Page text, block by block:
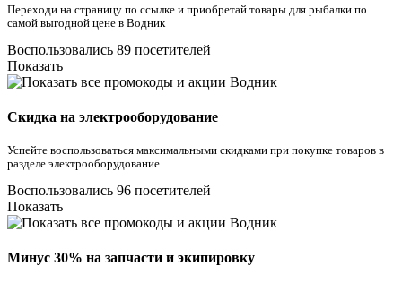
Переходи на страницу по ссылке и приобретай товары для рыбалки по
самой выгодной цене в Водник
Воспользовались 89 посетителей
Показать
Скидка на электрооборудование
Успейте воспользоваться максимальными скидками при покупке товаров в
разделе электрооборудование
Воспользовались 96 посетителей
Показать
Минус 30% на запчасти и экипировку